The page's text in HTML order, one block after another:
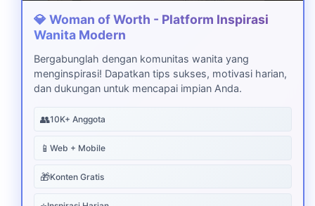
💎 Woman of Worth - Platform Inspirasi
Wanita Modern
Bergabunglah dengan komunitas wanita yang
menginspirasi! Dapatkan tips sukses, motivasi harian,
dan dukungan untuk mencapai impian Anda.
👥10K+ Anggota
📱 Web + Mobile
🎁Konten Gratis